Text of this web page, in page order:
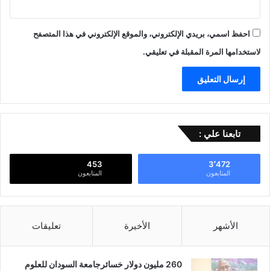
احفظ اسمي، بريدي الإلكتروني، والموقع الإلكتروني في هذا المتصفح
لاستخدامها المرة المقبلة في تعليقي.
تابعنا علي :
3٬472
المتابعون
453
المتابعون
الأشهر الأخيرة تعليقات
260 مليون دولار خسائرجامعة السودان للعلوم